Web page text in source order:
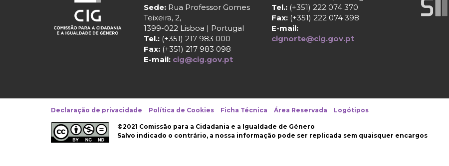
Sede: Rua Professor Gomes
Teixeira, 2,
1399-022 Lisboa | Portugal
Tel.: (+351) 217 983 000
Fax: (+351) 217 983 098
E-mail: cig@cig.gov.pt
Tel.: (+351) 222 074 370
Fax: (+351) 222 074 398
E-mail:
cignorte@cig.gov.pt
Declaração de privacidade Política de Cookies Ficha Técnica Área Reservada Logótipos
©2021 Comissão para a Cidadania e a Igualdade de Género
Salvo indicado o contrário, a nossa informação pode ser replicada sem quaisquer encargos